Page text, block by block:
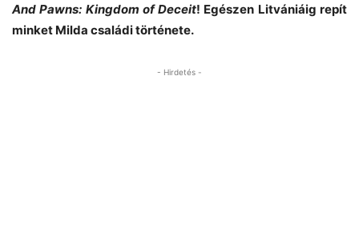
And Pawns: Kingdom of Deceit! Egészen Litvániáig repít
minket Milda családi története.
- Hirdetés -